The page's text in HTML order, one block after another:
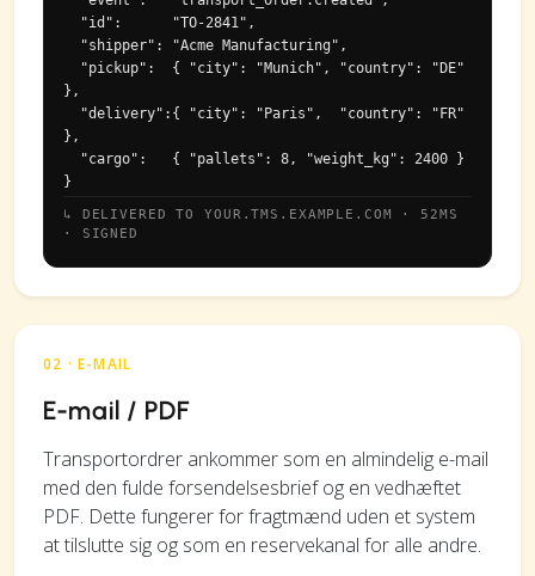
},
},
}
↳ DELIVERED TO YOUR.TMS.EXAMPLE.COM · 52MS
· SIGNED
02 · E-MAIL
E-mail / PDF
Transportordrer ankommer som en almindelig e-mail
med den fulde forsendelsesbrief og en vedhæftet
PDF. Dette fungerer for fragtmænd uden et system
at tilslutte sig og som en reservekanal for alle andre.